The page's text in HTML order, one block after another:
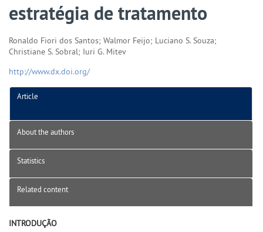
estratégia de tratamento
Ronaldo Fiori dos Santos; Walmor Feijo; Luciano S. Souza;
Christiane S. Sobral; Iuri G. Mitev
http://www.dx.doi.org/
Article
About the authors
Statistics
Related content
INTRODUÇÃO